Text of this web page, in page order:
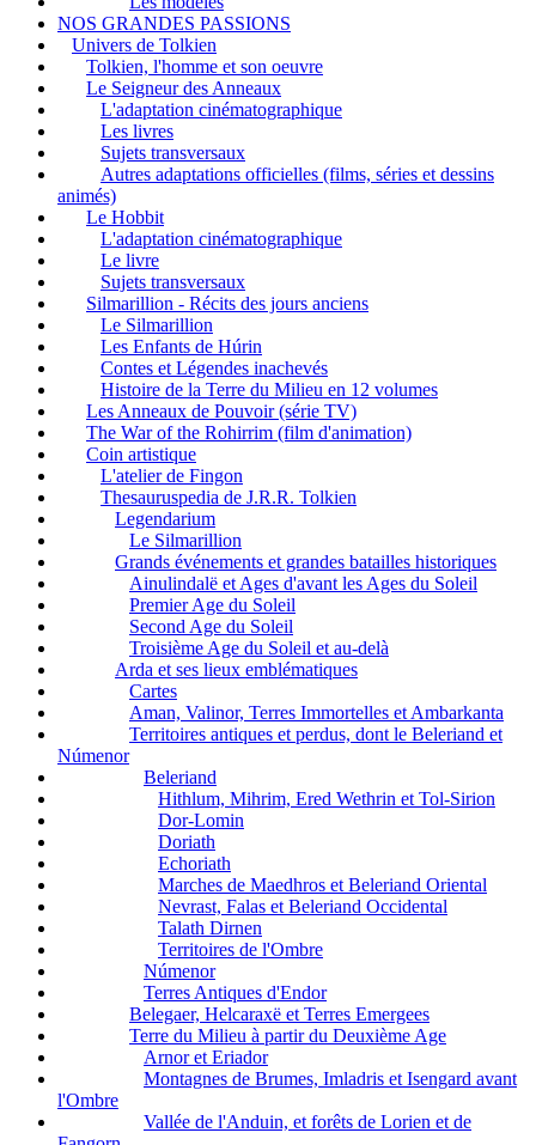
NOS GRANDES PASSIONS
Univers de Tolkien
Tolkien, l'homme et son oeuvre
Le Seigneur des Anneaux
L'adaptation cinématographique
Les livres
Sujets transversaux
Autres adaptations officielles (films, séries et dessins
animés)
Le Hobbit
L'adaptation cinématographique
Le livre
Sujets transversaux
Silmarillion - Récits des jours anciens
Le Silmarillion
Les Enfants de Húrin
Contes et Légendes inachevés
Histoire de la Terre du Milieu en 12 volumes
Les Anneaux de Pouvoir (série TV)
The War of the Rohirrim (film d'animation)
Coin artistique
L'atelier de Fingon
Thesauruspedia de J.R.R. Tolkien
Legendarium
Le Silmarillion
Grands événements et grandes batailles historiques
Ainulindalë et Ages d'avant les Ages du Soleil
Premier Age du Soleil
Second Age du Soleil
Troisième Age du Soleil et au-delà
Arda et ses lieux emblématiques
Cartes
Aman, Valinor, Terres Immortelles et Ambarkanta
Territoires antiques et perdus, dont le Beleriand et
Númenor
Beleriand
Hithlum, Mihrim, Ered Wethrin et Tol-Sirion
Dor-Lomin
Doriath
Echoriath
Marches de Maedhros et Beleriand Oriental
Nevrast, Falas et Beleriand Occidental
Talath Dirnen
Territoires de l'Ombre
Númenor
Terres Antiques d'Endor
Belegaer, Helcaraxë et Terres Emergees
Terre du Milieu à partir du Deuxième Age
Arnor et Eriador
Montagnes de Brumes, Imladris et Isengard avant
l'Ombre
Vallée de l'Anduin, et forêts de Lorien et de